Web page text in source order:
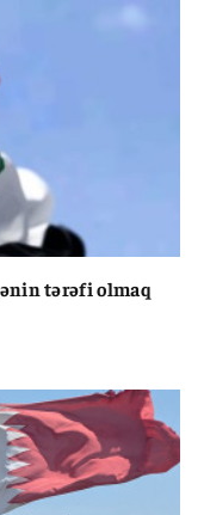
tərəfi olmaq